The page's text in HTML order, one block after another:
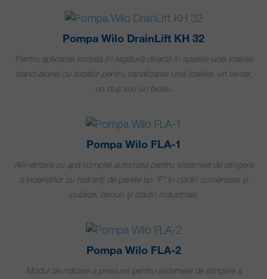
Pompa Wilo DrainLift KH 32
Pentru aplicarea limitată (în legătură directă în spatele unei toalete
stand-alone) cu tocător pentru canalizarea unei toalete, un lavoar,
un duș sau un bideu.
Pompa Wilo FLA-1
Alimentare cu apă complet automată pentru sistemele de stingere
a incendiilor cu hidranţi de perete tip “F” în clădiri comerciale şi
publice, birouri şi clădiri industriale.
Pompa Wilo FLA-2
Modul de ridicare a presiunii pentru sistemele de stingere a